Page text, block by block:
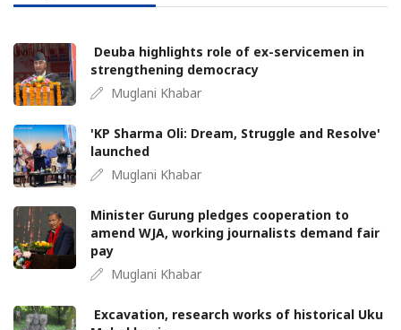
Deuba highlights role of ex-servicemen in
strengthening democracy
Muglani Khabar
'KP Sharma Oli: Dream, Struggle and Resolve'
launched
Muglani Khabar
Minister Gurung pledges cooperation to
amend WJA, working journalists demand fair
pay
Muglani Khabar
Excavation, research works of historical Uku